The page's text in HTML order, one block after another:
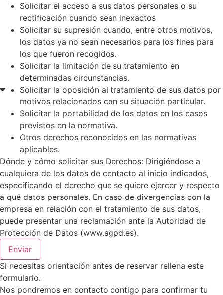
Solicitar el acceso a sus datos personales o su
rectificación cuando sean inexactos
Solicitar su supresión cuando, entre otros motivos,
los datos ya no sean necesarios para los fines para
los que fueron recogidos.
Solicitar la limitación de su tratamiento en
determinadas circunstancias.
Solicitar la oposición al tratamiento de sus datos por
motivos relacionados con su situación particular.
Solicitar la portabilidad de los datos en los casos
previstos en la normativa.
Otros derechos reconocidos en las normativas
aplicables.
Dónde y cómo solicitar sus Derechos: Dirigiéndose a
cualquiera de los datos de contacto al inicio indicados,
especificando el derecho que se quiere ejercer y respecto
a qué datos personales. En caso de divergencias con la
empresa en relación con el tratamiento de sus datos,
puede presentar una reclamación ante la Autoridad de
Protección de Datos (www.agpd.es).
Enviar
Si necesitas orientación antes de reservar rellena este
formulario.
Nos pondremos en contacto contigo para confirmar tu